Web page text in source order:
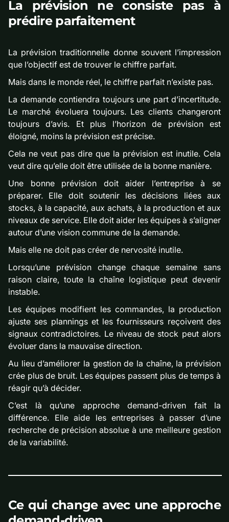
La prévision ne consiste pas à
prédire parfaitement
La prévision traditionnelle donne souvent l’impression
que l’objectif est de trouver le chiffre parfait.
Mais dans le monde réel, le chiffre parfait n’existe pas.
La demande contiendra toujours une part d’incertitude.
Le marché évoluera toujours. Les clients changeront
toujours d’avis. Et plus l’horizon de prévision est
éloigné, moins la prévision est précise.
Cela ne veut pas dire que la prévision est inutile. Cela
veut dire qu’elle doit être utilisée de la bonne manière.
Une bonne prévision doit aider l’entreprise à se
préparer. Elle doit soutenir les décisions liées aux
stocks, à la capacité, aux achats, à la production et aux
niveaux de service. Elle doit aider les équipes à s’aligner
autour d’une vision commune de la demande.
Mais elle ne doit pas créer de nervosité inutile.
Lorsqu’une prévision change chaque semaine sans
raison claire, toute la chaîne logistique peut devenir
instable.
Les équipes modifient les commandes, la production
ajuste ses plannings et les fournisseurs reçoivent des
signaux contradictoires. Le niveau de stock peut alors
évoluer dans la mauvaise direction.
Au lieu d’améliorer la gestion de la chaîne, la prévision
crée plus de bruit. Les équipes passent plus de temps à
réagir qu’à décider.
C’est là qu’une approche demand-driven fait la
différence. Elle aide les entreprises à passer d’une
recherche de précision absolue à une meilleure gestion
de la variabilité.
Ce qui change avec une approche